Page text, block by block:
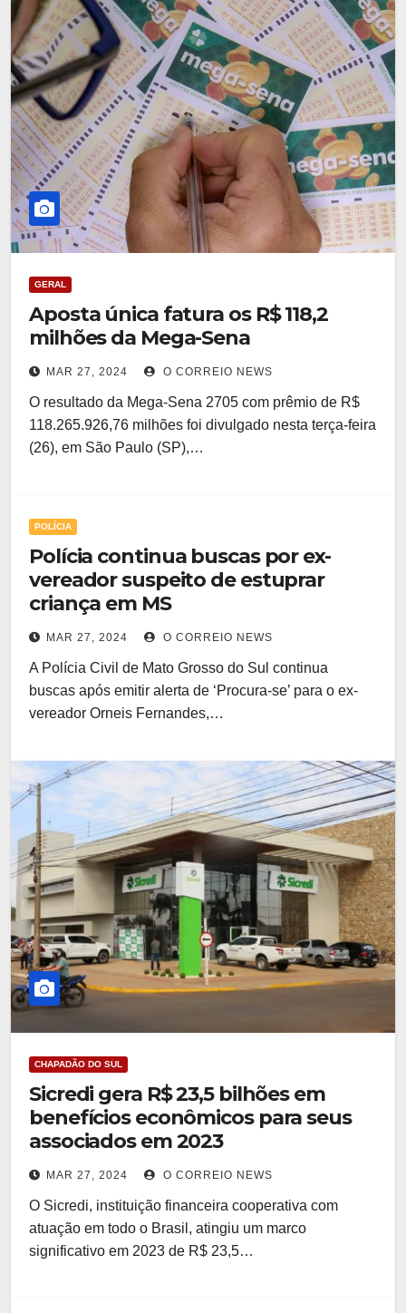
GERAL
Aposta única fatura os R$ 118,2
milhões da Mega-Sena
MAR 27, 2024 O CORREIO NEWS
O resultado da Mega-Sena 2705 com prêmio de R$
118.265.926,76 milhões foi divulgado nesta terça-feira
(26), em São Paulo (SP),…
POLÍCIA
Polícia continua buscas por ex-
vereador suspeito de estuprar
criança em MS
MAR 27, 2024 O CORREIO NEWS
A Polícia Civil de Mato Grosso do Sul continua
buscas após emitir alerta de ‘Procura-se’ para o ex-
vereador Orneis Fernandes,…
CHAPADÃO DO SUL
Sicredi gera R$ 23,5 bilhões em
benefícios econômicos para seus
associados em 2023
MAR 27, 2024 O CORREIO NEWS
O Sicredi, instituição financeira cooperativa com
atuação em todo o Brasil, atingiu um marco
significativo em 2023 de R$ 23,5…